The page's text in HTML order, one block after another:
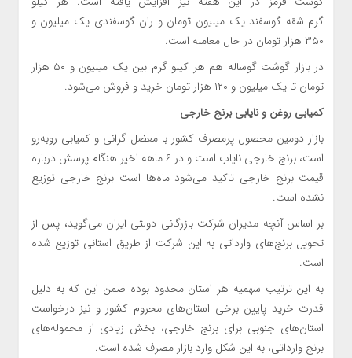
گرم شقه گوسفند یک میلیون تومان و ران گوسفندی یک میلیون و
۳۵۰ هزار تومان در حال معامله است.
در بازار گوشت گوساله هم هر کیلو گرم بین یک میلیون و ۵۰ هزار
تومان تا یک میلیون و ۱۲۰ هزار تومان خرید و فروش می‌شود.
کمیابی روغن و نایابی برنج خارجی
بازار دومین محصول پرمصرف کشور با معضل گرانی و کمیابی روبه‌رو
است، برنج خارجی نایاب است و در ۶ ماهه اخیر هنگام پرسش درباره
قیمت برنج خارجی تاکید می‌شود ماه‌ها است برنج خارجی توزیع
نشده است.
بر اساس آنچه مدیران شرکت بازرگانی دولتی ایران می‌گوید، پس از
تحویل برنج‌های وارداتی به این شرکت از طریق استانی توزیع شده
است.
به این ترتیب سهمیه هر استان محدود بوده ضمن این که به دلیل
قدرت خرید پایین برخی استان‌های محروم کشور و نیز درخواست
استان‌های جنوبی برای برنج خارجی، بخش زیادی از محموله‌های
برنج وارداتی، به این شکل وارد بازار مصرف شده است.